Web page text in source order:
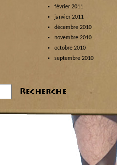
février 2011
janvier 2011
décembre 2010
novembre 2010
octobre 2010
septembre 2010